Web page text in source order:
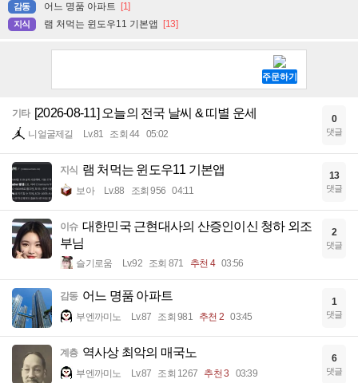
감동 어느 명품 아파트 [1]
지식 램 처먹는 윈도우11 기본앱 [13]
기타 [2026-08-11] 오늘의 전국 날씨 & 띠별 운세
니얼굴제길 Lv.81 조회 44 05:02
0
댓글
지식 램 처먹는 윈도우11 기본앱
보아 Lv.88 조회 956 04:11
13
댓글
이슈 대한민국 근현대사의 산증인이신 청하 외조
부님
슬기로움 Lv.92 조회 871 추천 4 03:56
2
댓글
감동 어느 명품 아파트
부엔까미노 Lv.87 조회 981 추천 2 03:45
1
댓글
계층 역사상 최악의 매국노
부엔까미노 Lv.87 조회 1267 추천 3 03:39
6
댓글